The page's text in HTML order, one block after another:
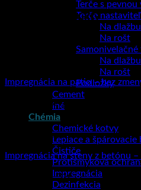
Terče s pevnou
Terče
Na dlažbu
Na rošt
Samonivelačné
Na dlažbu
Na rošt
Podložky
Cement
Iné
Chémia
Chemické kotvy
Lepiace a špárovacie
Čističe
Protišmyková
Impregnácia
Dezinfekcia
Súvisiace produkty
Impregnácia na patio – bez
78.42
Impregnácia
Impregnácia na steny z betónu
61.31€